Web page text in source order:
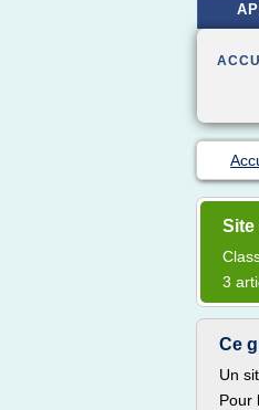
Site
3
Ce
Un
Pour